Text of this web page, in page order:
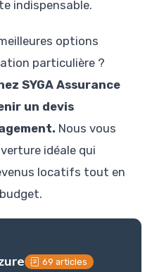
indispensable.
options
particulière ?
SYGA Assurance
un devis
Nous vous
idéale qui
locatifs tout en
69 articles